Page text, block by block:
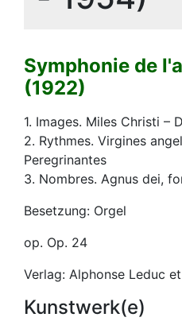
Symphonie de
(1922)
1. Images. Miles Christi –
2. Rythmes. Virgines
Peregrinantes
3. Nombres. Agnus dei,
Besetzung: Orgel
op. Op. 24
Verlag: Alphonse Leduc
Kunstwerk(e)